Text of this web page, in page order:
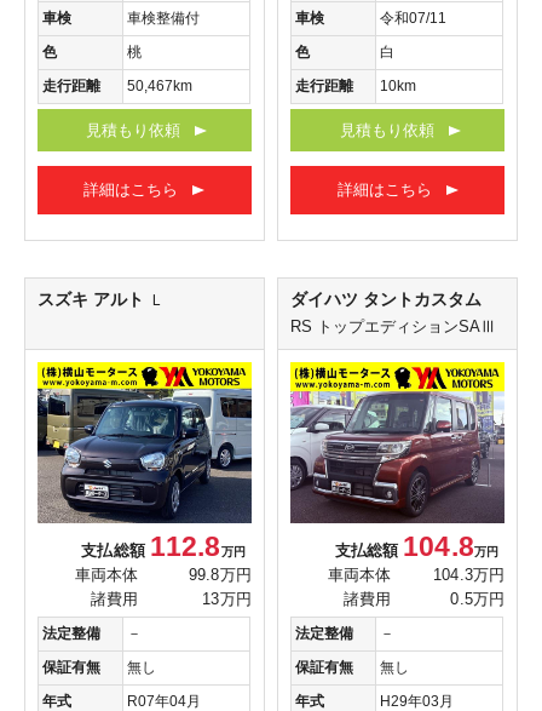
車検
車検整備付
色
桃
走行距離
50,467km
見積もり依頼
詳細はこちら
車検
令和07/11
色
白
走行距離
10km
見積もり依頼
詳細はこちら
スズキ アルト Ｌ
支払総額 112.8万円
車両本体
99.8万円
諸費用
13万円
法定整備
－
保証有無
無し
年式
R07年04月
ダイハツ タントカスタム
RS トップエディションSAⅢ
支払総額 104.8万円
車両本体
104.3万円
諸費用
0.5万円
法定整備
－
保証有無
無し
年式
H29年03月